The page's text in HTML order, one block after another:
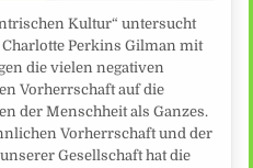
Kultur“ untersucht
Perkins Gilman mit
die vielen negativen
Vorherrschaft auf die
der Menschheit als Ganzes.
Vorherrschaft und der
Gesellschaft hat die